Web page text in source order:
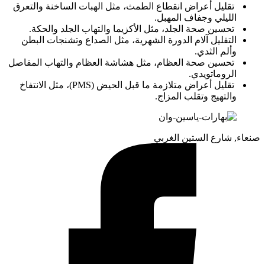
تقليل أعراض انقطاع الطمث، مثل الهبات الساخنة والتعرق
الليلي وجفاف المهبل.
تحسين صحة الجلد، مثل الأكزيما والتهاب الجلد والحكة.
التقليل آلام الدورة الشهرية، مثل الصداع وتشنجات البطن
وألم الثدي.
تحسين صحة العظام، مثل هشاشة العظام والتهاب المفاصل
الروماتويدي.
تقليل أعراض متلازمة ما قبل الحيض (PMS)، مثل الانتفاخ
والتهيج وتقلب المزاج.
صنعاء, شارع الستين الغربي